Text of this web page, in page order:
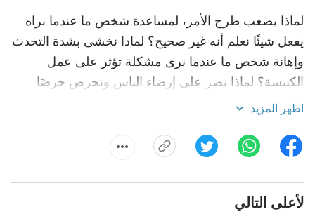
لماذا يصعب طرح الأمر، لمساعدة شخص ما عندما نراه
يفعل شيئًا نعلم أنه غير صحيح؟ لماذا نخشى بشدة التحدث
وإهانة شخص ما عندما نرى مشكلة تؤثر على عمل
الكنيسة؟ لماذا نصر على إرضاء الناس ونحرص حرصًا
شديدًا على علاقاتنا مع الآخرين؟ لماذا يصعب التحدث من
في هذا الفيديو. دعونا نرى ما المعرفة التي اكتسبها من
تجربته وما مارسه.
اظهر المزيد
لأعلى التالي